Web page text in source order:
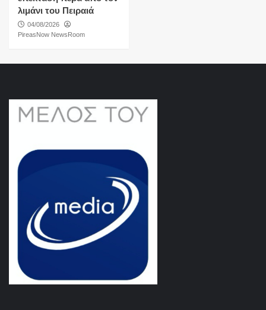
λιμάνι του Πειραιά
04/08/2026
PireasNow NewsRoom